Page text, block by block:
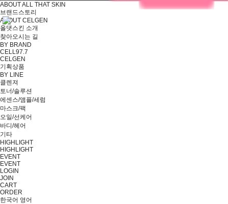
ABOUT ALL THAT SKIN
브랜드스토리
ABOUT CELGEN
올댓스킨 소개
찾아오시는 길
BY BRAND
CELL97.7
CELGEN
기획상품
BY LINE
클렌져
토너/솔루션
에센스/앰플/세럼
마스크/팩
오일/선케어
바디/헤어
기타
HIGHLIGHT
HIGHLIGHT
EVENT
EVENT
LOGIN
JOIN
CART
ORDER
한국어 영어